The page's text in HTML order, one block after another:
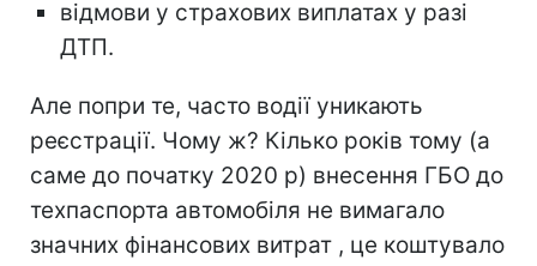
відмови у страхових виплатах у разі
ДТП.
Але попри те, часто водії уникають
реєстрації. Чому ж? Кілько років тому (а
саме до початку 2020 р) внесення ГБО до
техпаспорта автомобіля не вимагало
значних фінансових витрат , це коштувало